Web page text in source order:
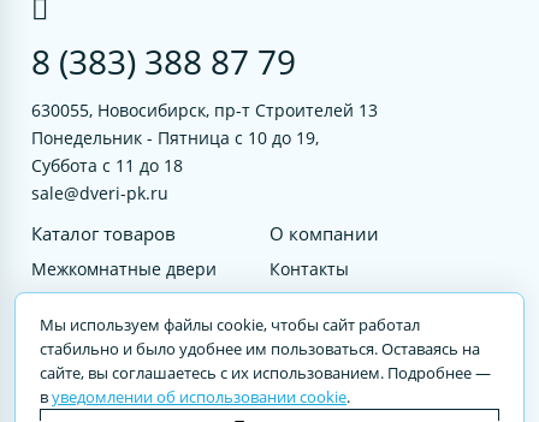
8 (383) 388 87 79
630055, Новосибирск, пр-т Строителей 13
Понедельник - Пятница с 10 до 19,
Суббота с 11 до 18
sale@dveri-pk.ru
Каталог товаров
Межкомнатные двери
Входные двери
Услуги
О компании
Контакты
© 2023 DVERI-PK.RU Авторские права защищены. Полное или частичное
Мы используем файлы cookie, чтобы сайт работал
стабильно и было удобнее им пользоваться. Оставаясь на
сайте, вы соглашаетесь с их использованием. Подробнее —
вуведомлении об использовании cookie.